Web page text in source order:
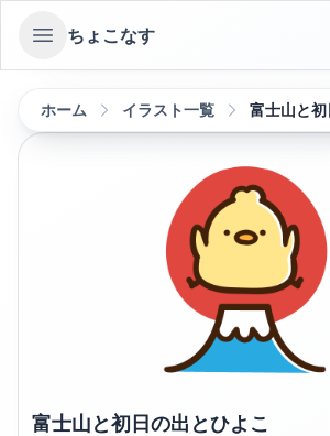
Open sidebar
ちょこなす
ホーム イラスト一覧 富士山と初
富士山と初日の出とひよこ